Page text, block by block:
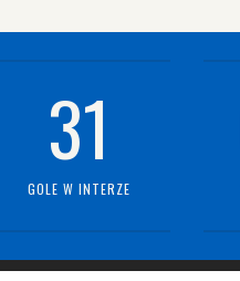
31
GOLE W INTERZE